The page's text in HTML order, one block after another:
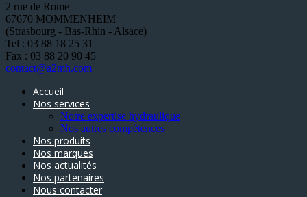
2 rue de Rome
67670 MOMMENHEIM
(Strasbourg - Bas-Rhin - Alsace)
Tel : 03 88 18 25 31
Fax : 03 88 20 90 45
contact@a2mh.com
Accueil
Nos services
Notre expertise hydraulique
Nos autres compétences
Nos produits
Nos marques
Nos actualités
Nos partenaires
Nous contacter